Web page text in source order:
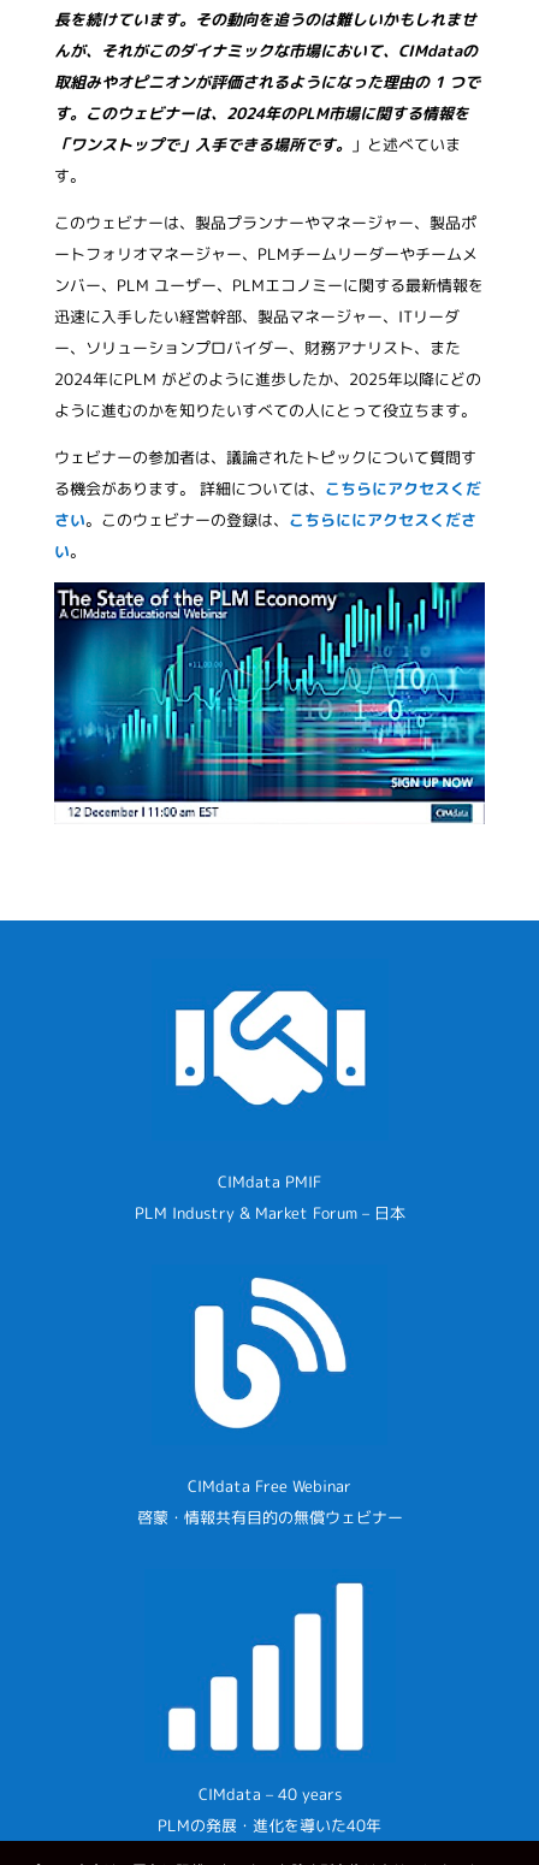
長を続けています。その動向を追うのは難しいかもしれませ
んが、それがこのダイナミックな市場において、CIMdataの
取組みやオピニオンが評価されるようになった理由の 1 つで
す。このウェビナーは、2024年のPLM市場に関する情報を
「ワンストップで」入手できる場所です。
」と述べていま
す。
このウェビナーは、製品プランナーやマネージャー、製品ポ
ートフォリオマネージャー、PLMチームリーダーやチームメ
ンバー、PLM ユーザー、PLMエコノミーに関する最新情報を
迅速に入手したい経営幹部、製品マネージャー、ITリーダ
ー、ソリューションプロバイダー、財務アナリスト、また
2024年にPLM がどのように進歩したか、2025年以降にどの
ように進むのかを知りたいすべての人にとって役立ちます。
ウェビナーの参加者は、議論されたトピックについて質問す
る機会があります。 詳細については、 こちらにアクセスくだ
さい。このウェビナーの登録は、 こちらににアクセスくださ
い。
CIMdata PMIF
PLM Industry & Market Forum – 日本
CIMdata Free Webinar
啓蒙・情報共有目的の無償ウェビナー
CIMdata – 40 years
PLMの発展・進化を導いた40年